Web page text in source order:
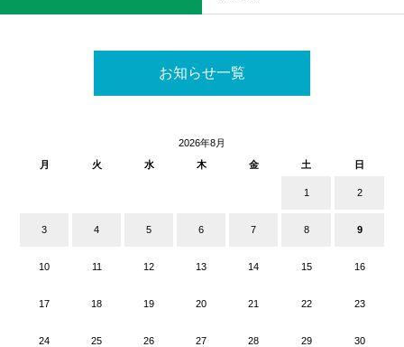
お知らせ一覧
2026年8月
月
火 水 木 金 土 日
1 2
3 4 5 6 7 8 9
10 11 12 13 14 15 16
17 18 19 20 21 22 23
24 25 26 27 28 29 30